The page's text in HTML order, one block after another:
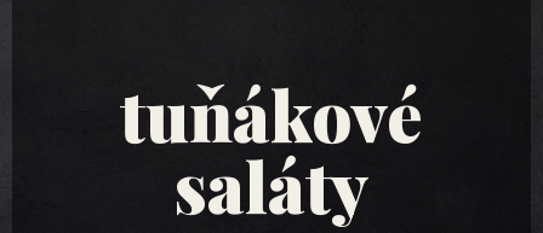
tuňákové
saláty